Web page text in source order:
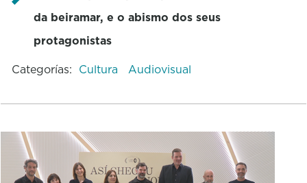
da beiramar, e o abismo dos seus
protagonistas
Categorías: Cultura Audiovisual